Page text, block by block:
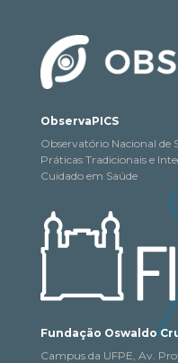
ObservaPICS
Observatório Nacional de
Práticas Tradicionais e
Cuidado em Saúde
Fundação Oswaldo
Campus da UFPE, Av.